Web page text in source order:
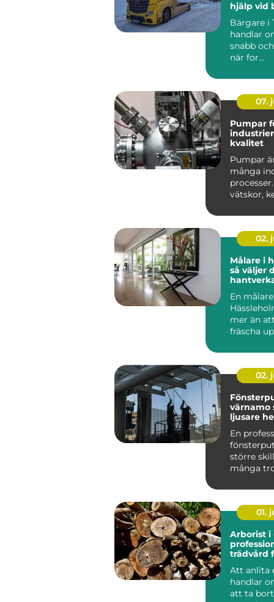
hjälp vid
Bärgare i
handlar
snabb
när for...
07.
Pumpar
kvalitet
Pumpar
många
vätskor,
02.
Målare i
så väljer
En
mer än
fräscha
höja
02.
värnamo
ljusare
En
större
många
dagsljus,
01.
Arborist i
trädvård
Att anlita
handlar
att ta